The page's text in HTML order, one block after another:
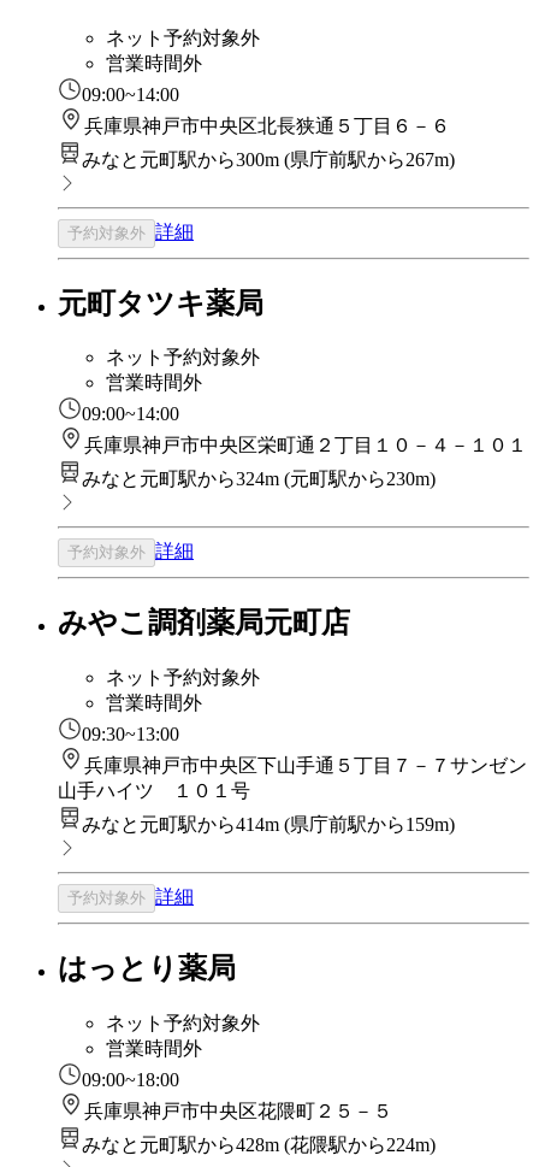
ネット予約対象外
営業時間外
09:00~14:00
兵庫県神戸市中央区北長狭通５丁目６－６
みなと元町駅から300m (県庁前駅から267m)
予約対象外 詳細
元町タツキ薬局
ネット予約対象外
営業時間外
09:00~14:00
兵庫県神戸市中央区栄町通２丁目１０－４－１０１
みなと元町駅から324m (元町駅から230m)
予約対象外 詳細
みやこ調剤薬局元町店
ネット予約対象外
営業時間外
09:30~13:00
兵庫県神戸市中央区下山手通５丁目７－７サンゼン
山手ハイツ １０１号
みなと元町駅から414m (県庁前駅から159m)
予約対象外 詳細
はっとり薬局
ネット予約対象外
営業時間外
09:00~18:00
兵庫県神戸市中央区花隈町２５－５
みなと元町駅から428m (花隈駅から224m)